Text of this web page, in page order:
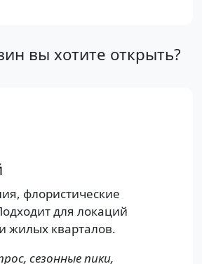
вы хотите открыть?
флористические
для локаций
жилых кварталов.
сезонные пики,